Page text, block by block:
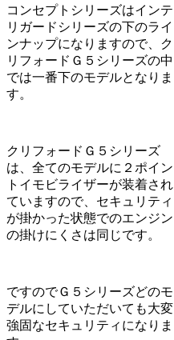
コンセプトシリーズはインテ
リガードシリーズの下のライ
ンナップになりますので、ク
リフォードＧ５シリーズの中
では一番下のモデルとなりま
す。
クリフォードＧ５シリーズ
は、全てのモデルに２ポイン
トイモビライザーが装着され
ていますので、セキュリティ
が掛かった状態でのエンジン
の掛けにくさは同じです。
ですのでＧ５シリーズどのモ
デルにしていただいても大変
強固なセキュリティになりま